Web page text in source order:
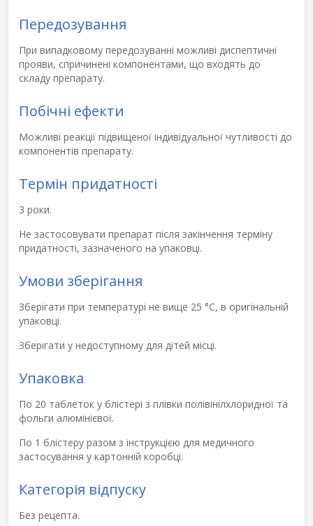
Передозування
При випадковому передозуванні можливі диспептичні
прояви, спричинені компонентами, що входять до
складу препарату.
Побічні ефекти
Можливі реакції підвищеної індивідуальної чутливості до
компонентів препарату.
Термін придатності
3 роки.
Не застосовувати препарат після закінчення терміну
придатності, зазначеного на упаковці.
Умови зберігання
Зберігати при температурі не вище 25 °С, в оригінальній
упаковці.
Зберігати у недоступному для дітей місці.
Упаковка
По 20 таблеток у блістері з плівки полівінілхлоридної та
фольги алюмінієвої.
По 1 блістеру разом з інструкцією для медичного
застосування у картонній коробці.
Категорія відпуску
Без рецепта.